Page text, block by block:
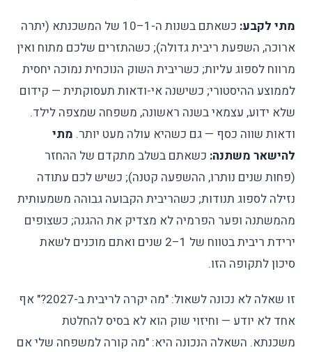
מתי לקבע:
כשאתם בשנות ה-1–10 של המשכנתא (יתרה
ארוכה, השפעת ריבית גדולה); כשהתזרים שלכם מתוח ואין
מרווח לספוג עליות; כשריבית השוק הנוכחית נמוכה יחסית
לממוצע ההיסטורי; כשישנה אי-ודאות תעסוקתית — קידום
שלא ידוע, עצמאי בשנה ראשונה, משפחה שמצפה לילד.
ודאות שווה כסף — גם כשהיא עולה מעט יותר. מתי
להישאר משתנה: כשאתם בשלב מתקדם של ההחזר
(פחות שנים נותרו, ההשפעה קטנה); כשיש לכם עתודה
נזילה לספוג תנודות; כשהריבית הקבועה גבוהה משמעותית
מהמשתנה ופער הפרמיה לא מצדיק את ההגנה; כשצופים
ירידת ריבית בטווח של 1–2 שנים ואתם מוכנים לשאת
סיכון לתקופה הזו.
זו שאלה לא נכונה לשאול: "מה יקרה לריבית ב-2027?" אף
אחד לא יודע — וחיזוי שוק הוא לא בסיס להחלטת
משכנתא. השאלה הנכונה היא: "מה קורה למשפחה שלי אם